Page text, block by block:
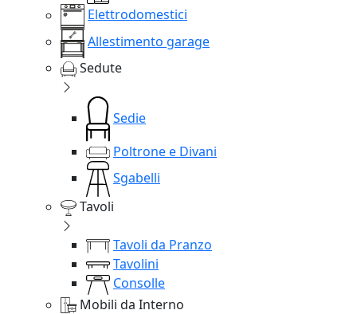
Elettrodomestici
Allestimento garage
Sedute
Sedie
Poltrone e Divani
Sgabelli
Tavoli
Tavoli da Pranzo
Tavolini
Consolle
Mobili da Interno